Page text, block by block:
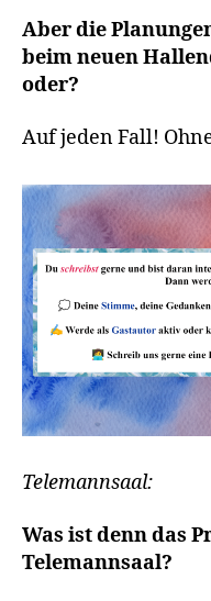
Aber die
beim neuen
oder?
Auf jeden Fall!
Telemannsaal:
Was ist denn das
Telemannsaal?